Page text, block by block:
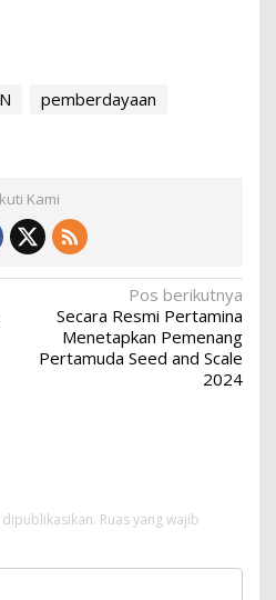
pemberdayaan
Kami
Pos berikutnya
Secara Resmi Pertamina
Menetapkan Pemenang
Pertamuda Seed and Scale
2024
Ruas yang wajib